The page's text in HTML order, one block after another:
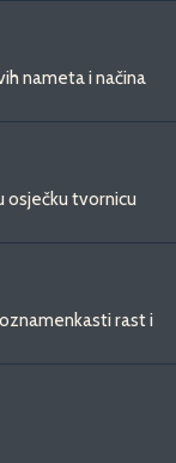
nameta i načina
osječku tvornicu
rast i